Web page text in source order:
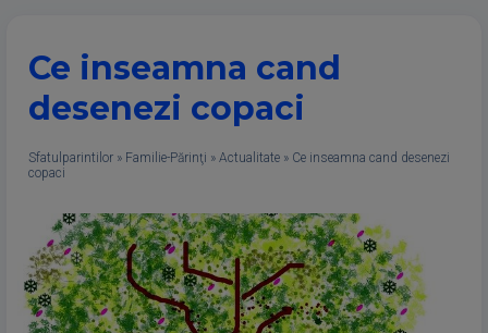
Ce inseamna cand
desenezi copaci
Sfatulparintilor » Familie-Părinţi » Actualitate » Ce inseamna cand desenezi
copaci